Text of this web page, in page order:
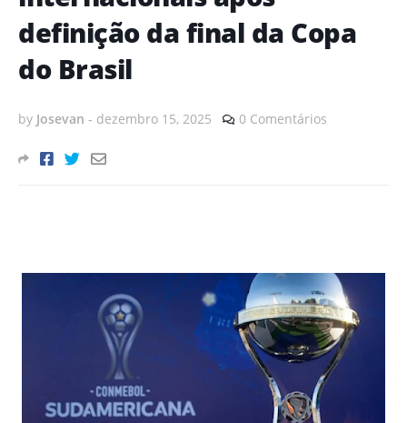
definição da final da Copa
do Brasil
by Josevan - dezembro 15, 2025 0 Comentários